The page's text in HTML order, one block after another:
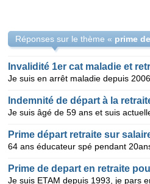
Réponses sur le thème «
Invalidité 1er cat maladie et
Indemnité de départ à la
Prime de depart en retraite